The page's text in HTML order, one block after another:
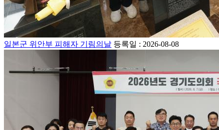
일본군 위안부 피해자 기림의날 등록일 : 2026-08-08